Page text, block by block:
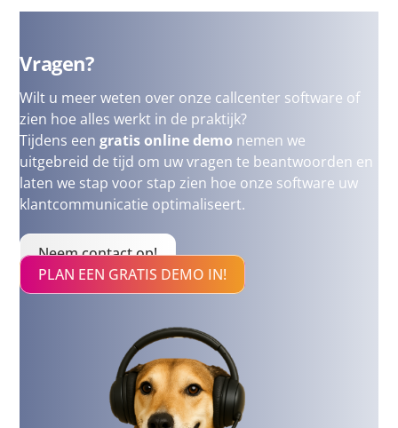
Vragen?
Wilt u meer weten over onze callcenter software of
zien hoe alles werkt in de praktijk?
Tijdens eengratis online demo nemen we
uitgebreid de tijd om uw vragen te beantwoorden en
laten we stap voor stap zien hoe onze software uw
klantcommunicatie optimaliseert.
Neem contact op!
PLAN EEN GRATIS DEMO IN!